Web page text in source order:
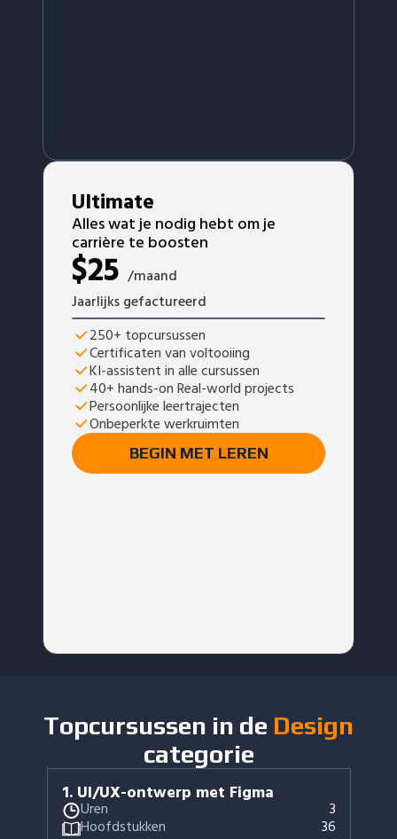
Ultimate
Alles wat je nodig hebt om je
carrière te boosten
$25 /maand
Jaarlijks gefactureerd
250+ topcursussen
Certificaten van voltooiing
KI-assistent in alle cursussen
40+ hands-on Real-world projects
Persoonlijke leertrajecten
Onbeperkte werkruimten
BEGIN MET LEREN
Topcursussen in de Design
categorie
1. UI/UX-ontwerp met Figma
Uren 3
Hoofdstukken 36